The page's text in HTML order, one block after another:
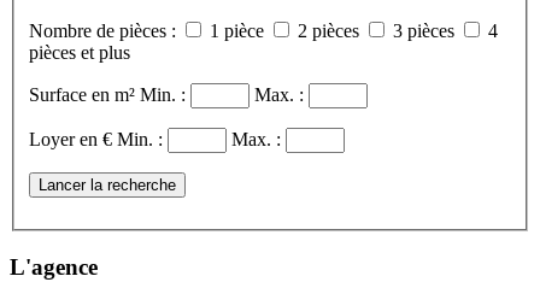
Nombre de pièces : 1 pièce 2 pièces 3 pièces
4
pièces et plus
Surface en m² Min. : Max. :
Loyer en € Min. : Max. :
Lancer la recherche
L'agence